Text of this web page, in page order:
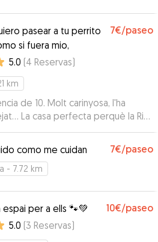
pasear a tu perrito
si fuera mio,
7€/paseo
5.0 (4 Reservas)
km
de 10. Molt carinyosa, l'ha
La casa perfecta perquè la Rita
se i es trobés com a casa.
como me cuidan 7€/paseo
- 7.72 km
Un espai per a ells 🐾💚 10€/paseo
5.0 (3 Reservas)